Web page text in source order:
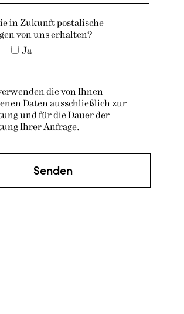
in Zukunft postalische
von uns erhalten?
Ja
die von Ihnen
Daten ausschließlich zur
und für die Dauer der
Ihrer Anfrage.
Senden